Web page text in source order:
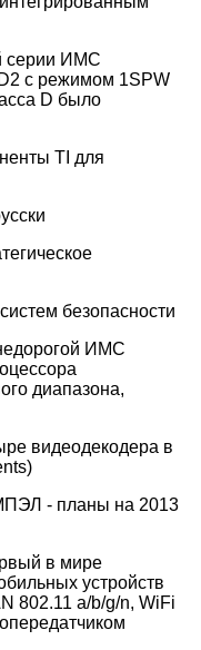
серии ИМС
с режимом 1SPW
D было
TI для
безопасности
ИМС
диапазона,
видеодекодера в
- планы на 2013
в мире
устройств
802.11 a/b/g/n, WiFi